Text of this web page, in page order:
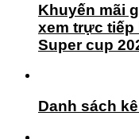
Khuyến mãi
xem trực tiếp
Super cup
Danh sách